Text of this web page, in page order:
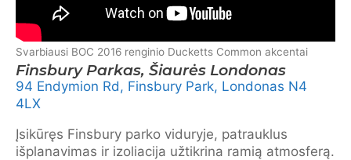
Svarbiausi BOC 2016 renginio Ducketts Common akcentai
Finsbury Parkas, Šiaurės Londonas
94 Endymion Rd, Finsbury Park, Londonas N4
4LX
Įsikūręs Finsbury parko viduryje, patrauklus
išplanavimas ir izoliacija užtikrina ramią atmosferą.